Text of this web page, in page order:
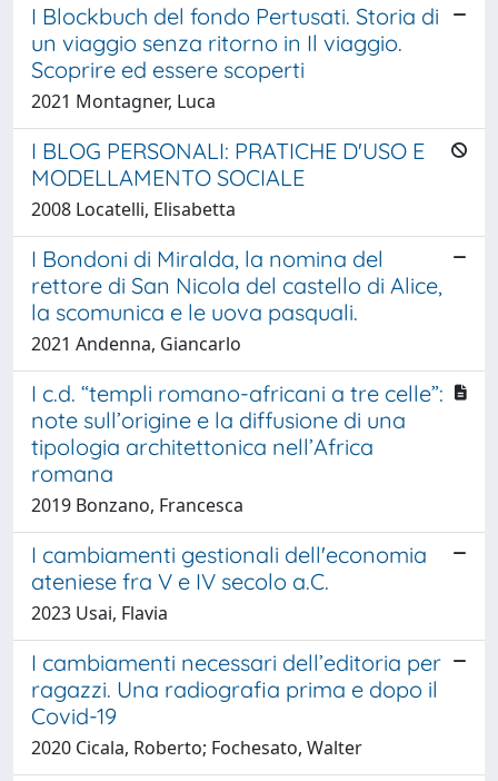
I Blockbuch del fondo Pertusati. Storia di
un viaggio senza ritorno in Il viaggio.
Scoprire ed essere scoperti
2021 Montagner, Luca
I BLOG PERSONALI: PRATICHE D'USO E
MODELLAMENTO SOCIALE
2008 Locatelli, Elisabetta
I Bondoni di Miralda, la nomina del
rettore di San Nicola del castello di Alice,
la scomunica e le uova pasquali.
2021 Andenna, Giancarlo
I c.d. “templi romano-africani a tre celle”:
note sull’origine e la diffusione di una
tipologia architettonica nell’Africa
romana
2019 Bonzano, Francesca
I cambiamenti gestionali dell'economia
ateniese fra V e IV secolo a.C.
2023 Usai, Flavia
I cambiamenti necessari dell’editoria per
ragazzi. Una radiografia prima e dopo il
Covid-19
2020 Cicala, Roberto; Fochesato, Walter